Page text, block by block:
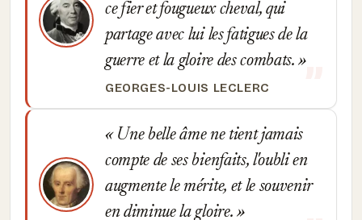
ce fier et fougueux cheval, qui
partage avec lui les fatigues de la
guerre et la gloire des combats.
GEORGES-LOUIS LECLERC
Une belle âme ne tient jamais
compte de ses bienfaits, l'oubli en
augmente le mérite, et le souvenir
en diminue la gloire.